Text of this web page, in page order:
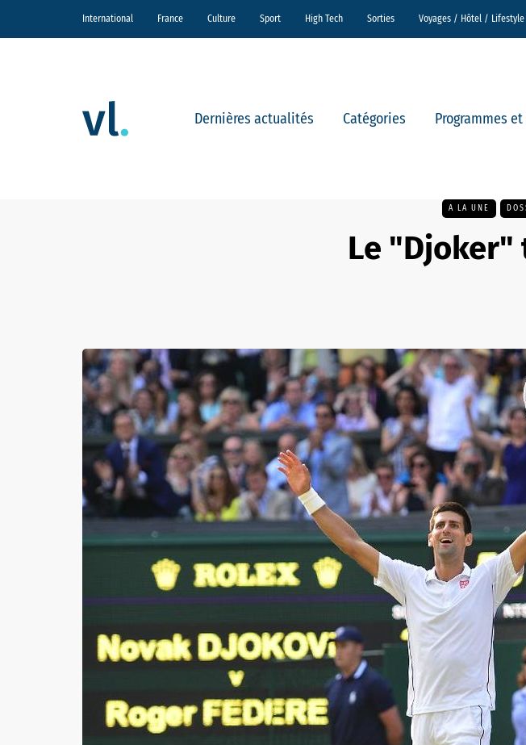
International France Culture Sport High Tech Sorties Voyages / Hôtel / Lifestyle
Dernières actualités Catégories Programmes
A LA UNE
Le